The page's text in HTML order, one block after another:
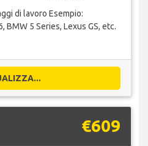
di lavoro Esempio:
BMW 5 Series, Lexus GS, etc.
€609